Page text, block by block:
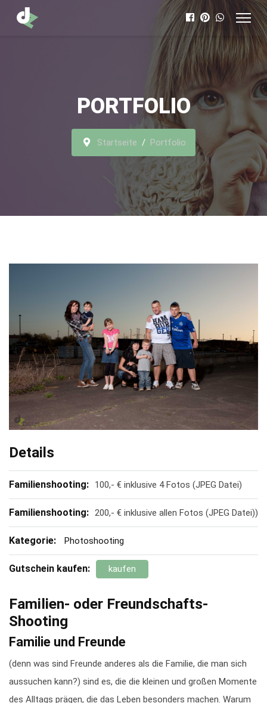
PORTFOLIO
Startseite Portfolio
Details
Familienshooting: 100,- € inklusive 4 Fotos (JPEG Datei)
Familienshooting: 200,- € inklusive allen Fotos (JPEG Datei))
Kategorie: Photoshooting
Gutschein kaufen: kaufen
Familien- oder Freundschafts-
Shooting
Familie und Freunde
(denn was sind Freunde anderes als die Familie, die man sich
aussuchen kann?) sind es, die die kleinen und großen Momente
des Alltags prägen, die das Leben besonders machen. Warum